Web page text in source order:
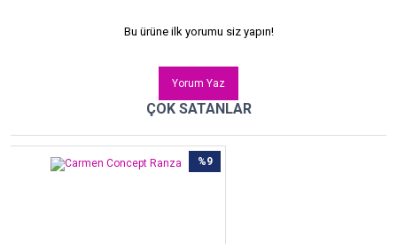
Bu ürüne ilk yorumu siz yapın!
Yorum Yaz
ÇOK SATANLAR
%9